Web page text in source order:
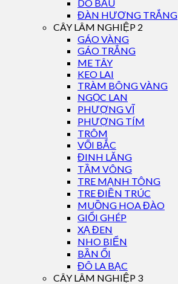
DÓ BẦU
ĐÀN HƯƠNG TRẮNG
CÂY LÂM NGHIỆP 2
GÁO VÀNG
GÁO TRẮNG
ME TÂY
KEO LAI
TRÀM BÔNG VÀNG
NGỌC LAN
PHƯỢNG VĨ
PHƯỢNG TÍM
TRÔM
VỐI BẮC
ĐINH LĂNG
TẦM VÔNG
TRE MẠNH TÔNG
TRE ĐIỀN TRÚC
MUỒNG HOA ĐÀO
GIỔI GHÉP
XẠ ĐEN
NHO BIỂN
BẦN ỔI
ĐÔ LA BẠC
CÂY LÂM NGHIỆP 3